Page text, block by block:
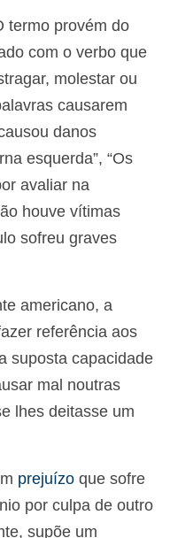
termo provém do
com o verbo que
molestar ou
causarem
danos
esquerda”, “Os
avaliar na
houve vítimas
sofreu graves
americano, a
referência aos
suposta capacidade
mal noutras
lhes deitasse um
prejuízo que sofre
por culpa de outro
supõe um